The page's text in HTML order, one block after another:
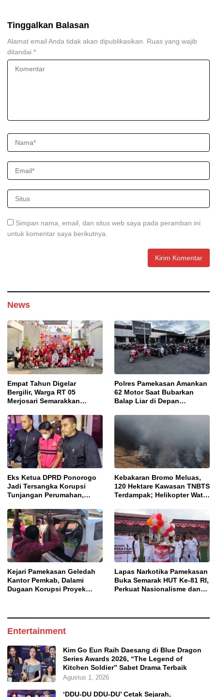
Tinggalkan Balasan
Alamat email Anda tidak akan dipublikasikan. Ruas yang wajib
ditandai *
Simpan nama, email, dan situs web saya pada peramban ini
untuk komentar saya berikutnya.
News
Empat Tahun Digelar
Bergilir, Warga RT 05
Merjosari Semarakkan
Kemerdekaan
Polres Pamekasan Amankan
62 Motor Saat Bubarkan
Balap Liar di Depan
Eks Ketua DPRD Ponorogo
Jadi Tersangka Korupsi
Tunjangan Perumahan,
Intervensi Kajian KJPP
Kebakaran Bromo Meluas,
120 Hektare Kawasan TNBTS
Terdampak; Helikopter Water
Kejari Pamekasan Geledah
Kantor Pemkab, Dalami
Dugaan Korupsi Proyek
Lapas Narkotika Pamekasan
Buka Semarak HUT Ke-81 RI,
Perkuat Nasionalisme dan
Entertainment
Kim Go Eun Raih Daesang di Blue Dragon
Series Awards 2026, “The Legend of
Kitchen Soldier” Sabet Drama Terbaik
Agustus 1, 2026
‘DDU-DU DDU-DU’ Cetak Sejarah,